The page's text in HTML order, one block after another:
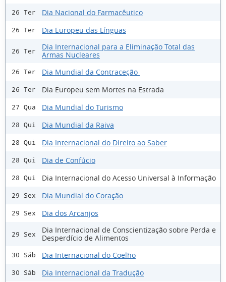
26 Ter Dia Nacional do Farmacêutico
26 Ter Dia Europeu das Línguas
26 Ter
Dia Internacional para a Eliminação Total das
Armas Nucleares
26 Ter Dia Mundial da Contraceção
26 Ter Dia Europeu sem Mortes na Estrada
27 Qua Dia Mundial do Turismo
28 Qui Dia Mundial da Raiva
28 Qui Dia Internacional do Direito ao Saber
28 Qui Dia de Confúcio
28 Qui Dia Internacional do Acesso Universal à Informação
29 Sex Dia Mundial do Coração
29 Sex Dia dos Arcanjos
29 Sex
Dia Internacional de Conscientização sobre Perda e
Desperdício de Alimentos
30 Sáb Dia Internacional do Coelho
30 Sáb Dia Internacional da Tradução